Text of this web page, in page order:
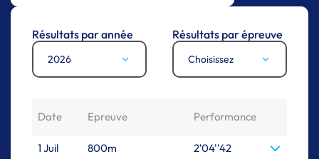
Résultats par année
2026
Résultats par épreuve
Choisissez
Date Epreuve Performance
1 Juil 800m
2'04''42